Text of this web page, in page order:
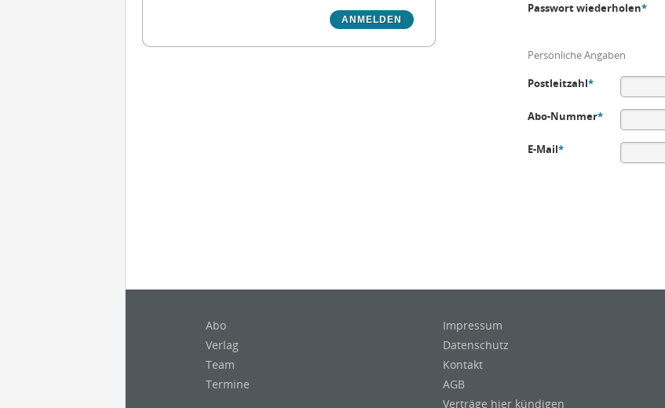
Passwort wiederholen*
Persönliche Angaben
Postleitzahl*
Abo-Nummer*
E-Mail*
Abo
Verlag
Team
Termine
Impressum
Datenschutz
Kontakt
AGB
Verträge hier kündigen